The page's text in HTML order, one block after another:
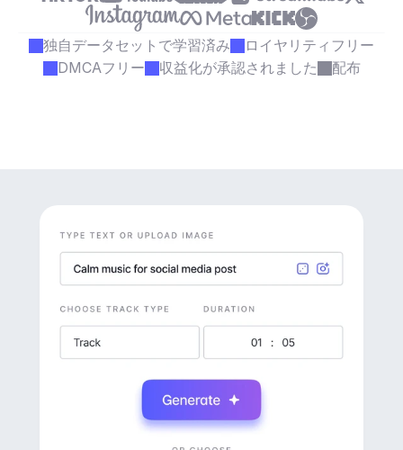
独自データセットで学習済み
ロイヤリティフリー
DMCAフリー
収益化が承認されました 配布